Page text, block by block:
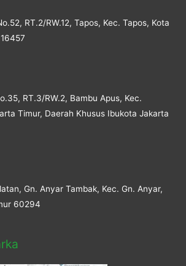
RT.2/RW.12, Tapos, Kec. Tapos, Kota
RT.3/RW.2, Bambu Apus, Kec.
Timur, Daerah Khusus Ibukota Jakarta
Gn. Anyar Tambak, Kec. Gn. Anyar,
60294